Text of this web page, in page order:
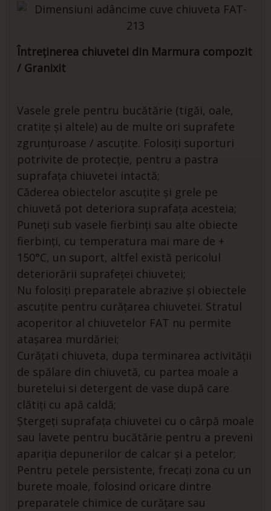
Întreținerea chiuvetei din Marmura compozit
/ Granixit
Vasele grele pentru bucătărie (tigăi, oale,
cratițe și altele) au de multe ori suprafete
zgrunțuroase / ascuțite. Folosiți suporturi
potrivite de protecție, pentru a pastra
suprafața chiuvetei intactă;
Căderea obiectelor ascuțite și grele pe
chiuvetă pot deteriora suprafața acesteia;
Puneți sub vasele fierbinți sau alte obiecte
fierbinți, cu temperatura mai mare de +
150°C, un suport, altfel există pericolul
deteriorării suprafeței chiuvetei;
Nu folosiți preparatele abrazive și obiectele
ascuțite pentru curățarea chiuvetei. Stratul
acoperitor al chiuvetelor FAT nu permite
atașarea murdăriei;
Curățati chiuveta, dupa terminarea activității
de spălare din chiuvetă, cu partea moale a
buretelui si detergent de vase după care
clătiți cu apă caldă;
Ștergeți suprafața chiuvetei cu o cârpă moale
sau lavete pentru bucătărie pentru a preveni
apariția depunerilor de calcar și a petelor;
Pentru petele persistente, frecați zona cu un
burete moale, folosind oricare dintre
preparatele chimice de curățare sau